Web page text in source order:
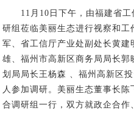
11月10日下午， 由福建省工
研组莅临美丽生态进行视察和 工
军、省工信厅产业处副处长黄建
雄、福州市高新区商务局局长郭
划局局长王杨森
、福州高新区
人参加调研 。 美丽生态董事长陈
合调研组一行 ， 双方就政企合作